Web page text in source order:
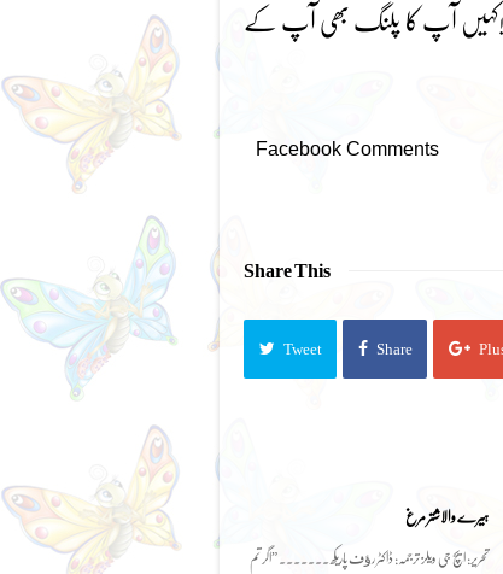
آپ کا پلنگ بھی آپ کے
Facebook Comments
Share This
Tweet Share
ہیرے والا شتر مرغ
تحریر: ایچ جی ویلز ترجمہ: ڈاکٹر رﺅف پاریکھ ۔۔۔۔۔۔۔ ”اگر تم